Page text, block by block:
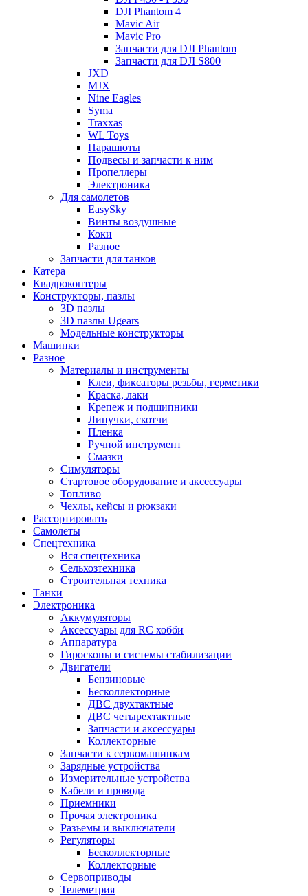
DJI Phantom 4
Mavic Air
Mavic Pro
Запчасти для DJI Phantom
Запчасти для DJI S800
JXD
MJX
Nine Eagles
Syma
Traxxas
WL Toys
Парашюты
Подвесы и запчасти к ним
Пропеллеры
Электроника
Для самолетов
EasySky
Винты воздушные
Коки
Разное
Запчасти для танков
Катера
Квадрокоптеры
Конструкторы, пазлы
3D пазлы
3D пазлы Ugears
Модельные конструкторы
Машинки
Разное
Материалы и инструменты
Клеи, фиксаторы резьбы, герметики
Краска, лаки
Крепеж и подшипники
Липучки, скотчи
Пленка
Ручной инструмент
Смазки
Симуляторы
Стартовое оборудование и аксессуары
Топливо
Чехлы, кейсы и рюкзаки
Рассортировать
Самолеты
Спецтехника
Вся спецтехника
Сельхозтехника
Строительная техника
Танки
Электроника
Аккумуляторы
Аксессуары для RC хобби
Аппаратура
Гироскопы и системы стабилизации
Двигатели
Бензиновые
Бесколлекторные
ДВС двухтактные
ДВС четырехтактные
Запчасти и аксессуары
Коллекторные
Запчасти к сервомашинкам
Зарядные устройства
Измерительные устройства
Кабели и провода
Приемники
Прочая электроника
Разъемы и выключатели
Регуляторы
Бесколлекторные
Коллекторные
Сервоприводы
Телеметрия